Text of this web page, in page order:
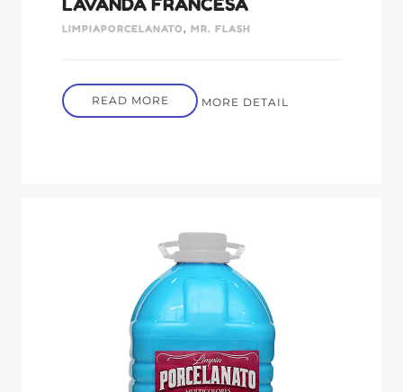
LIMPIAPORCELANATO, MR. FLASH
READ MORE MORE DETAIL